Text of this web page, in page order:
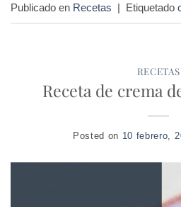
Publicado en Recetas | Etiquetado
RECETAS
Receta de crema
Posted on 10 febrero,